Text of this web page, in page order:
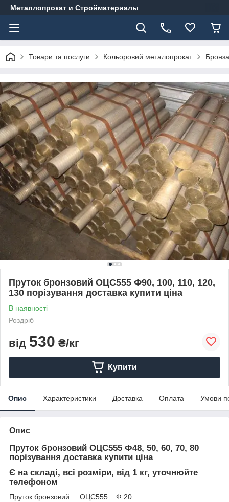
Металлопрокат и Стройматериалы
Товари та послуги Кольоровий металопрокат Бронза
Пруток бронзовий ОЦС555 Ф90, 100, 110, 120,
130 порізування доставка купити ціна
В наявності
Роздріб
від 530 ₴/кг
Купити
Опис Характеристики Доставка Оплата Умови
Опис
Пруток бронзовий ОЦС555 Ф48, 50, 60, 70, 80
порізування доставка купити ціна
Є на складі, всі розміри, від 1 кг, уточнюйте
телефоном
Пруток бронзовий ОЦС555 Ф 20